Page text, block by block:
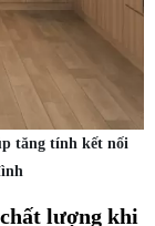
tăng tính kết nối
lượng khi